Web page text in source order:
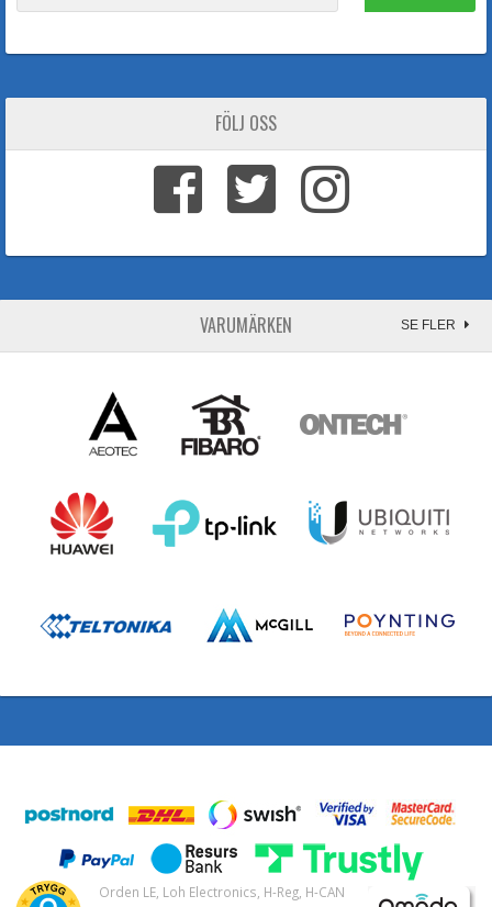
FÖLJ OSS
VARUMÄRKEN SE FLER
Orden LE, Loh Electronics, H-Reg, H-CAN